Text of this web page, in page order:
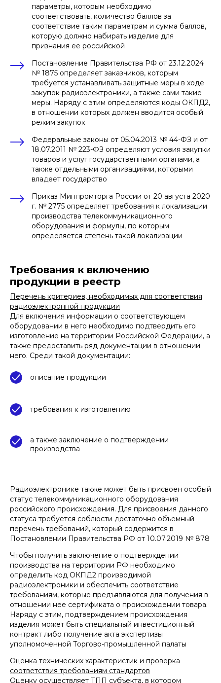
параметры, которым необходимо
соответствовать, количество баллов за
соответствие таким параметрам и сумма баллов,
которую должно набирать изделие для
признания ее российской
Постановление Правительства РФ от 23.12.2024
№ 1875 определяет заказчиков, которым
требуется устанавливать защитные меры в ходе
закупок радиоэлектроники, а также сами такие
меры. Наряду с этим определяются коды ОКПД2,
в отношении которых должен вводится особый
режим закупок
Федеральные законы от 05.04.2013 № 44-ФЗ и от
18.07.2011 № 223-ФЗ определяют условия закупки
товаров и услуг государственными органами, а
также отдельными организациями, которыми
владеет государство
Приказ Минпромторга России от 20 августа 2020
г. № 2775 определяет требования к локализации
производства телекоммуникационного
оборудования и формулы, по которым
определяется степень такой локализации
Требования к включению
продукции в реестр
Перечень критериев, необходимых для соответствия
радиоэлектронной продукции
Для включения информации о соответствующем
оборудовании в него необходимо подтвердить его
изготовление на территории Российской Федерации, а
также предоставить ряд документации в отношении
него. Среди такой документации:
описание продукции
требования к изготовлению
а также заключение о подтверждении
производства
Радиоэлектронике также может быть присвоен особый
статус телекоммуникационного оборудования
российского происхождения. Для присвоения данного
статуса требуется соблюсти достаточно объемный
перечень требований, который содержится в
Постановлении Правительства РФ от 10.07.2019 № 878
Чтобы получить заключение о подтверждении
производства на территории РФ необходимо
определить код ОКПД2 производимой
радиоэлектроники и обеспечить соответствие
требованиям, которые предъявляются для получения в
отношении нее сертификата о происхождении товара.
Наряду с этим, подтверждением происхождения
изделия может быть специальный инвестиционный
контракт либо получение акта экспертизы
уполномоченной Торгово-промышленной палаты
Оценка технических характеристик и проверка
соответствия требованиям стандартов
Оценку осуществляет ТПП субъекта, в котором